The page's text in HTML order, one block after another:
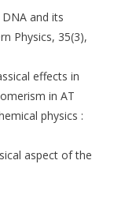
and its
Physics, 35(3),
effects in
in AT
physics :
aspect of the